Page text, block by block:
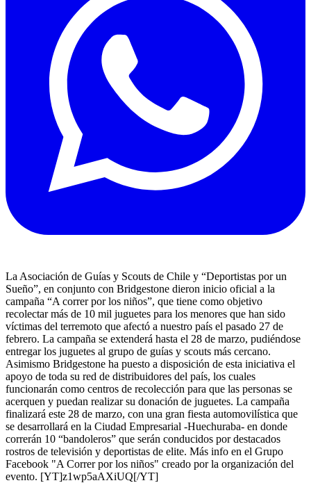
La Asociación de Guías y Scouts de Chile y “Deportistas por un
Sueño”, en conjunto con Bridgestone dieron inicio oficial a la
campaña “A correr por los niños”, que tiene como objetivo
recolectar más de 10 mil juguetes para los menores que han sido
víctimas del terremoto que afectó a nuestro país el pasado 27 de
febrero. La campaña se extenderá hasta el 28 de marzo, pudiéndose
entregar los juguetes al grupo de guías y scouts más cercano.
Asimismo Bridgestone ha puesto a disposición de esta iniciativa el
apoyo de toda su red de distribuidores del país, los cuales
funcionarán como centros de recolección para que las personas se
acerquen y puedan realizar su donación de juguetes. La campaña
finalizará este 28 de marzo, con una gran fiesta automovilística que
se desarrollará en la Ciudad Empresarial -Huechuraba- en donde
correrán 10 “bandoleros” que serán conducidos por destacados
rostros de televisión y deportistas de elite. Más info en el Grupo
Facebook "A Correr por los niños" creado por la organización del
evento. [YT]z1wp5aAXiUQ[/YT]